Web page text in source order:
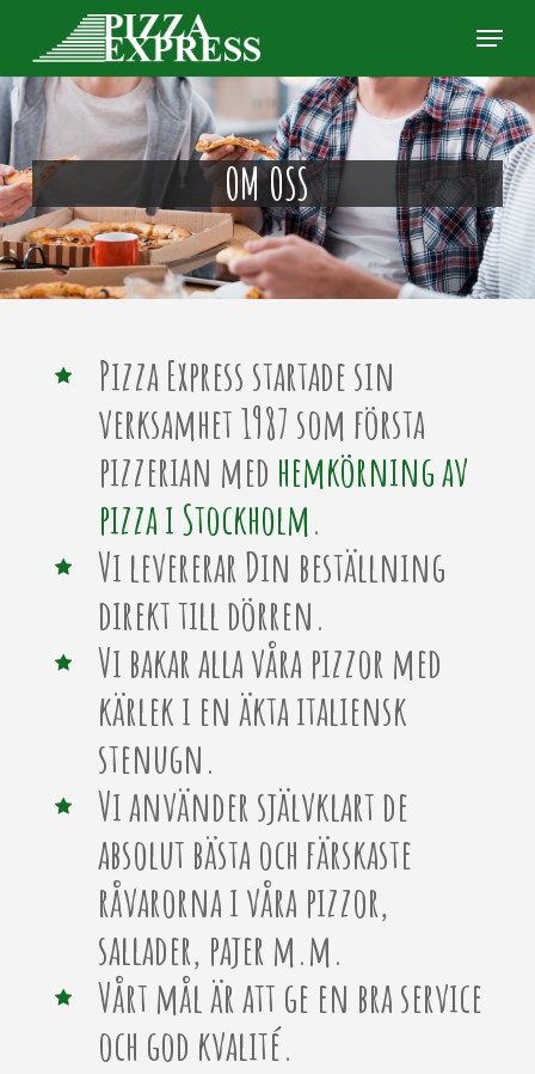
to
main
content
Menu
OM OSS
Pizza Express startade sin
verksamhet 1987 som första
pizzerian med hemkörning av
pizza i Stockholm.
Vi levererar Din beställning
direkt till dörren.
Vi bakar alla våra pizzor med
kärlek i en äkta italiensk
stenugn.
Vi använder självklart de
absolut bästa och färskaste
råvarorna i våra pizzor,
sallader, pajer m.m.
Vårt mål är att ge en bra service
och god kvalité.